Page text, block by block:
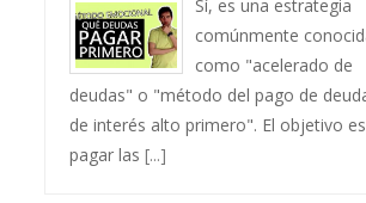
Sí, es una estrategia
comúnmente
como "acelerado de
deudas" o "método del pago de
de interés alto primero". El objetivo es
pagar las [...]